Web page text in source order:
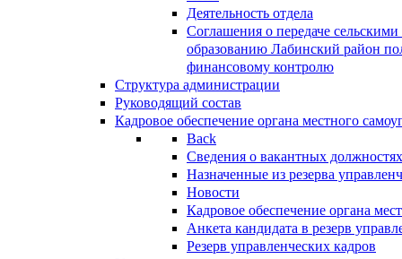
Деятельность отдела
Соглашения о передаче
образованию Лабинский район
финансовому контролю
Структура администрации
Руководящий состав
Кадровое обеспечение органа местного
Back
Сведения о вакантных
Назначенные из резерва
Новости
Кадровое обеспечение органа
Анкета кандидата в резерв
Резерв управленческих кадров